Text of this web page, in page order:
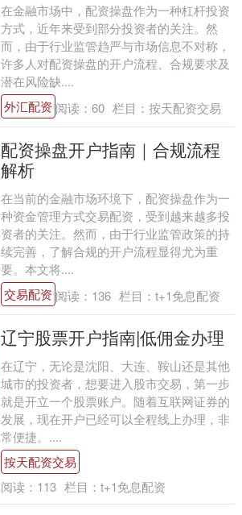
在金融市场中，配资操盘作为一种杠杆投资
方式，近年来受到部分投资者的关注。然
而，由于行业监管趋严与市场信息不对称，
许多人对配资操盘的开户流程、合规要求及
潜在风险缺....
外汇配资 阅读： 60 栏目： 按天配资交易
配资操盘开户指南｜合规流程
解析
在当前的金融市场环境下，配资操盘作为一
种资金管理方式交易配资，受到越来越多投
资者的关注。然而，由于行业监管政策的持
续完善，了解合规的开户流程显得尤为重
要。本文将....
交易配资 阅读： 136 栏目： t+1免息配资
辽宁股票开户指南|低佣金办理
在辽宁，无论是沈阳、大连、鞍山还是其他
城市的投资者，想要进入股市交易，第一步
就是开立一个股票账户。随着互联网证券的
发展，现在开户已经可以全程线上办理，非
常便捷。....
按天配资交易
阅读： 113 栏目： t+1免息配资